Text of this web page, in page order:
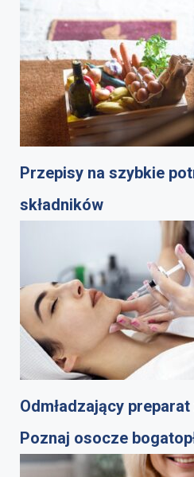
Przepisy na szybkie
składników
Odmładzający
Poznaj osocze